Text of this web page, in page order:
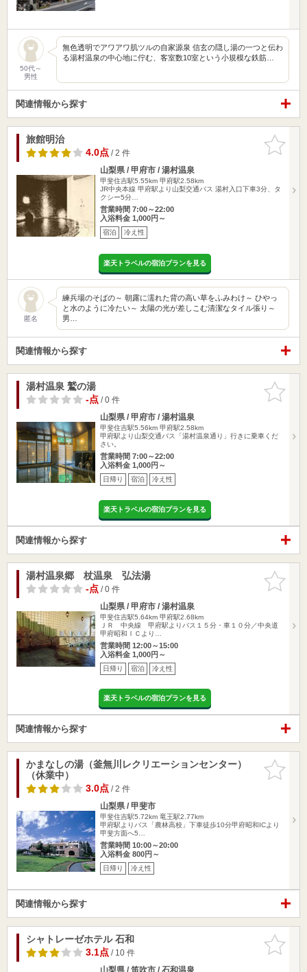
50代～
男性
無色透明でアワアワ肌ツルの自家源泉 信玄の隠し湯の一つと伝わ
る湯村温泉の中心地に佇む、客室数10室という小規模な鉄筋…
関連情報から探す
お気に入
りに追加
旅館明治
4.0点/ 2 件
山梨県 / 甲府市 / 湯村温泉
甲斐住吉駅5.55km 甲府駅2.58km
JR中央本線 甲府駅より山梨交通バス 湯村入口下車3分、タ
クシー5分…
営業時間 7:00～22:00
入浴料金 1,000円～
宿泊 冷え性
楽天トラベルの宿泊プランを見る
匿名
練兵場のそばの～ 朝露に濡れた背の高い草をふみわけ～ ひやっ
と水のように冷たい～ 太陽の光が差しこむ清潔なタイル張り～
男…
関連情報から探す
お気に入
りに追加
湯村温泉 鷲の湯
-点/ 0 件
山梨県 / 甲府市 / 湯村温泉
甲斐住吉駅5.56km 甲府駅2.58km
甲府駅より山梨交通バス「湯村温泉通り」行きに乗車くだ
さい。
営業時間 7:00～22:00
入浴料金 1,000円～
日帰り 宿泊 冷え性
楽天トラベルの宿泊プランを見る
関連情報から探す
お気に入
りに追加
湯村温泉郷 杖温泉 弘法湯
-点/ 0 件
山梨県 / 甲府市 / 湯村温泉
甲斐住吉駅5.64km 甲府駅2.68km
ＪＲ 中央線 甲府駅よりバス１５分・車１０分／中央道
甲府昭和ＩＣより…
営業時間 12:00～15:00
入浴料金 1,000円～
日帰り 宿泊 冷え性
楽天トラベルの宿泊プランを見る
関連情報から探す
お気に入
りに追加
かまなしの湯（釜無川レクリエーションセンター）
（休業中）
3.0点/ 2 件
山梨県 / 甲斐市
甲斐住吉駅5.72km 竜王駅2.77km
甲府駅よりバス「農林高校」下車徒歩10分甲府昭和ICより
甲斐方面へ5…
営業時間 10:00～20:00
入浴料金 800円～
日帰り 冷え性
関連情報から探す
お気に入
りに追加
シャトレーゼホテル 石和
3.1点/ 10 件
山梨県 / 笛吹市 / 石和温泉